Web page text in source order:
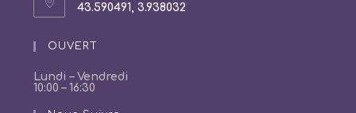
43.590491, 3.938032
un
nouvel
OUVERT
Lundi – Vendredi
10:00 – 16:30